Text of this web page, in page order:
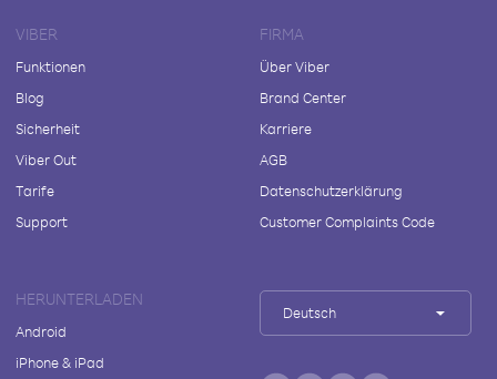
VIBER
Funktionen
Blog
Sicherheit
Viber Out
Tarife
Support
FIRMA
Über Viber
Brand Center
Karriere
AGB
Datenschutzerklärung
Customer Complaints Code
HERUNTERLADEN
Android
iPhone & iPad
Deutsch